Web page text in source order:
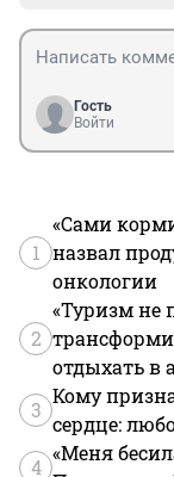
Гость
Войти
1
«Сами
назвал
онкологии
2
«Туризм не
отдыхать в
3
Кому
сердце:
4
«Меня